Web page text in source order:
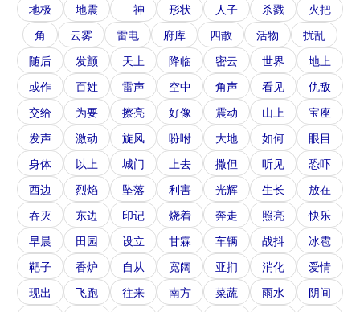
地极
地震 神 形状 人子 杀戮
火把
角
云雾 雷电 府库 四散 活物
扰乱
随后
发颤 天上 降临 密云 世界
地上
或作
百姓 雷声 空中 角声 看见
仇敌
交给
为要 擦亮 好像 震动 山上
宝座
发声
激动 旋风 吩咐 大地 如何
眼目
身体
以上 城门 上去 撒但 听见
恐吓
西边
烈焰 坠落 利害 光辉 生长
放在
吞灭
东边 印记 烧着 奔走 照亮
快乐
早晨
田园 设立 甘霖 车辆 战抖
冰雹
靶子
香炉 自从 宽阔 亚扪 消化
爱情
现出
飞跑 往来 南方 菜蔬 雨水
阴间